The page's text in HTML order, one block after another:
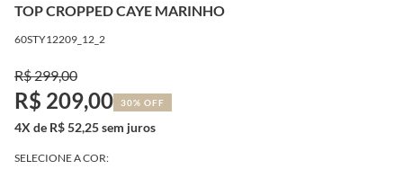
TOP CROPPED CAYE MARINHO
60STY12209_12_2
R$ 299,00
R$ 209,00 30% OFF
4X de R$ 52,25 sem juros
SELECIONE A COR: